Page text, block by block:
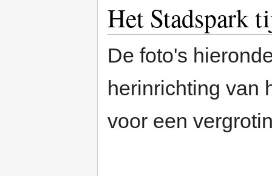
Het Stadspark
De foto's
herinrichting van
voor een